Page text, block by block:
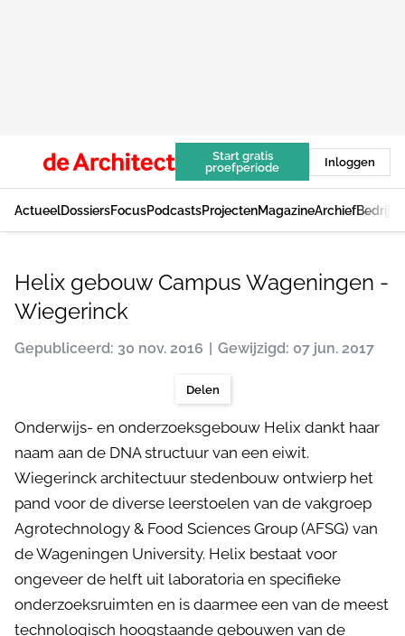
Start gratis
proefperiode
Inloggen
ActueelDossiersFocusPodcastsProjectenMagazineArchief
Helix gebouw Campus Wageningen -
Wiegerinck
Gepubliceerd: 30 nov. 2016 Gewijzigd: 07 jun. 2017
Delen
Onderwijs- en onderzoeksgebouw Helix dankt haar
naam aan de DNA structuur van een eiwit.
Wiegerinck architectuur stedenbouw ontwierp het
pand voor de diverse leerstoelen van de vakgroep
Agrotechnology & Food Sciences Group (AFSG) van
de Wageningen University. Helix bestaat voor
ongeveer de helft uit laboratoria en specifieke
onderzoeksruimten en is daarmee een van de meest
technologisch hoogstaande gebouwen van de